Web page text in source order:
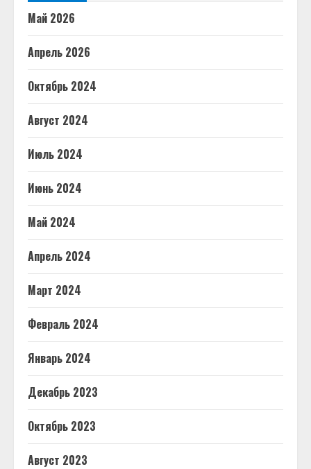
Май 2026
Апрель 2026
Октябрь 2024
Август 2024
Июль 2024
Июнь 2024
Май 2024
Апрель 2024
Март 2024
Февраль 2024
Январь 2024
Декабрь 2023
Октябрь 2023
Август 2023